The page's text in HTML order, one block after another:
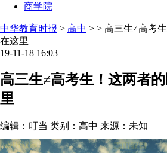
商学院
中华教育时报 > 高中 > > 高三生≠高考
在这里
19-11-18 16:03
高三生≠高考生！这两者
里
编辑：叮当 类别：高中 来源：未知